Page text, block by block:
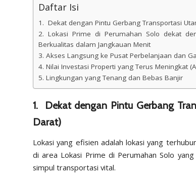
Daftar Isi
1. Dekat dengan Pintu Gerbang Transportasi
2. Lokasi Prime di Perumahan Solo dekat
Berkualitas dalam Jangkauan Menit
3. Akses Langsung ke Pusat Perbelanjaan dan
4. Nilai Investasi Properti yang Terus Meningkat
5. Lingkungan yang Tenang dan Bebas Banjir
1. Dekat dengan Pintu Gerbang
Darat)
Lokasi yang efisien adalah lokasi yang
di area Lokasi Prime di Perumahan Solo
simpul transportasi vital.